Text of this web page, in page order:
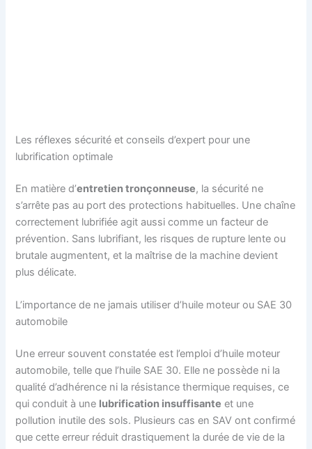
Les réflexes sécurité et conseils d’expert pour une
lubrification optimale
En matière d’entretien tronçonneuse, la sécurité ne
s’arrête pas au port des protections habituelles. Une chaîne
correctement lubrifiée agit aussi comme un facteur de
prévention. Sans lubrifiant, les risques de rupture lente ou
brutale augmentent, et la maîtrise de la machine devient
plus délicate.
L’importance de ne jamais utiliser d’huile moteur ou SAE 30
automobile
Une erreur souvent constatée est l’emploi d’huile moteur
automobile, telle que l’huile SAE 30. Elle ne possède ni la
qualité d’adhérence ni la résistance thermique requises, ce
qui conduit à une lubrification insuffisante et une
pollution inutile des sols. Plusieurs cas en SAV ont confirmé
que cette erreur réduit drastiquement la durée de vie de la